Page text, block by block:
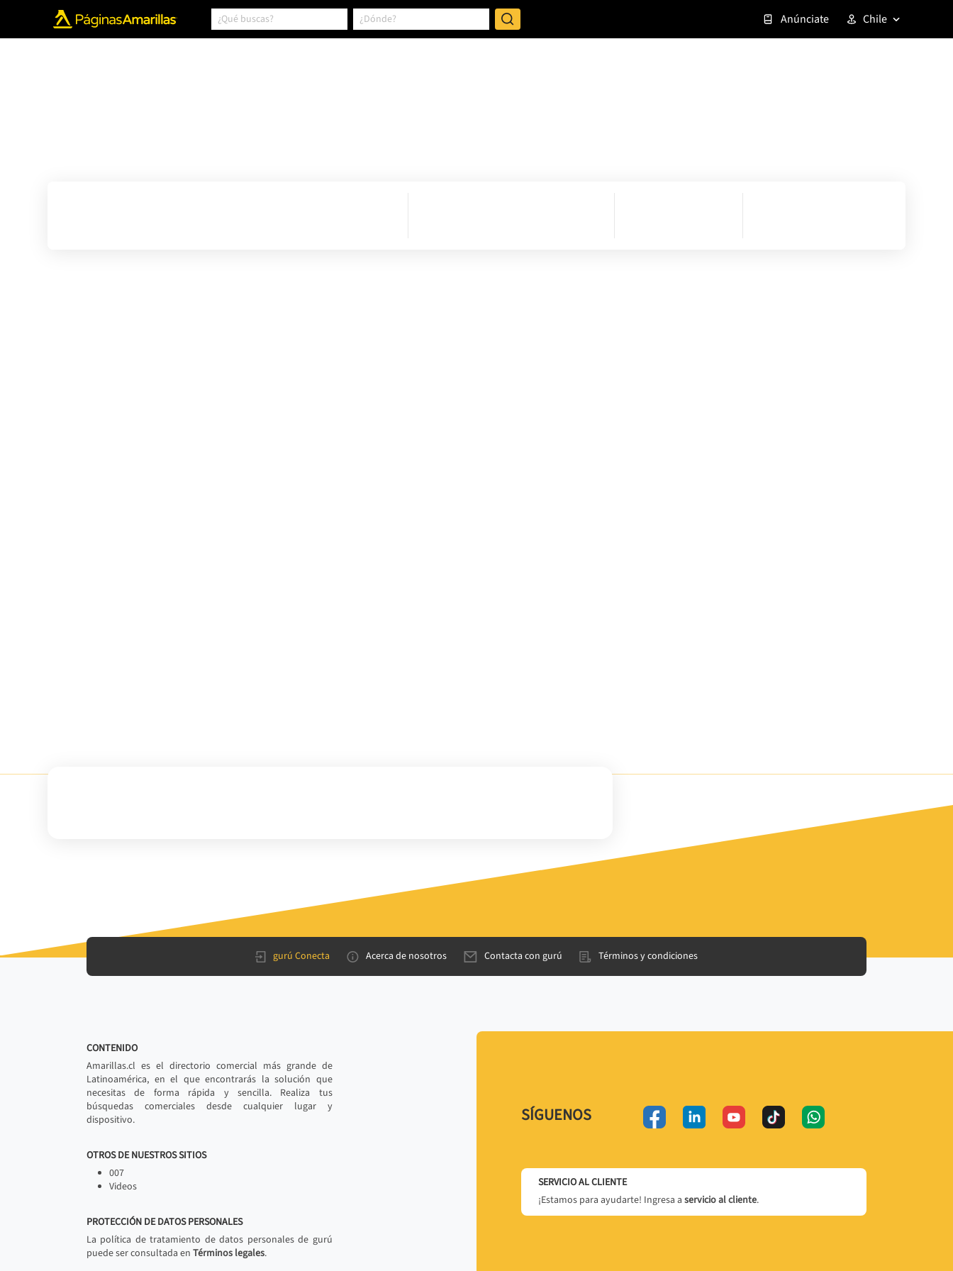
Anúnciate Chile
gurú Conecta Acerca de nosotros Contacta con gurú Términos y condiciones
CONTENIDO
Amarillas.cl es el directorio comercial más grande de
Latinoamérica, en el que encontrarás la solución que
necesitas de forma rápida y sencilla. Realiza tus
búsquedas comerciales desde cualquier lugar y
dispositivo.
OTROS DE NUESTROS SITIOS
007
Videos
PROTECCIÓN DE DATOS PERSONALES
La política de tratamiento de datos personales de gurú
puede ser consultada en Términos legales.
SÍGUENOS
SERVICIO AL CLIENTE
¡Estamos para ayudarte! Ingresa a servicio al cliente.